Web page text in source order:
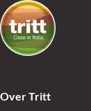
Over Tritt